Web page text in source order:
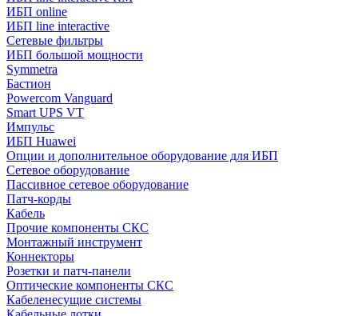
ИБП online
ИБП linе interactive
Сетевые фильтры
ИБП большой мощности
Symmetra
Бастион
Powercom Vanguard
Smart UPS VT
Импульс
ИБП Huawei
Опции и дополнительное оборудование для ИБП
Сетевое оборудование
Пассивное сетевое оборудование
Патч-корды
Кабель
Прочие компоненты СКС
Монтажный инструмент
Коннекторы
Розетки и патч-панели
Оптические компоненты СКС
Кабеленесущие системы